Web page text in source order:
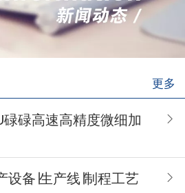
更多
碌碌高速高精度微细加
设备∣生产线∣制程工艺